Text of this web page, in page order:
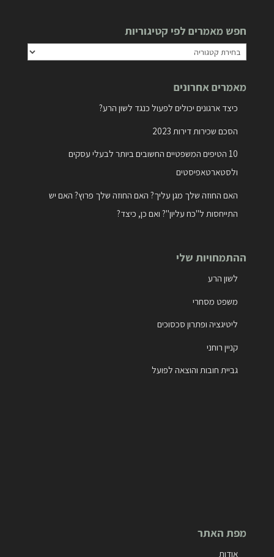
חפש מאמרים לפי קטיגוריות
חפש
לפי
קטיגוריות
מאמרים אחרונים
כיצד ארגונים יכולים לפעול כנגד לשון הרע?
הסכם שכירות דירות 2023
10 הטיפים המשפטיים החשובים ביותר לבעלי עסקים
ולסטארטאפיסטים
האם החוזה שלך מגן עליך? האם החוזה שלך פרוץ? האם יש
התייחסות ל"כח עליון"? ואם כן, כיצד?
ההתמחויות שלי
לשון הרע
משפט מסחרי
ליטיגציה ופתרון סכסוכים
קניין רוחני
גביית חובות והוצאה לפועל
מפת האתר
אודות